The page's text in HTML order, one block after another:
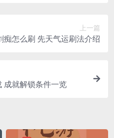
上一篇
痴怎么刷 先天气运刷法介绍
成就解锁条件一览